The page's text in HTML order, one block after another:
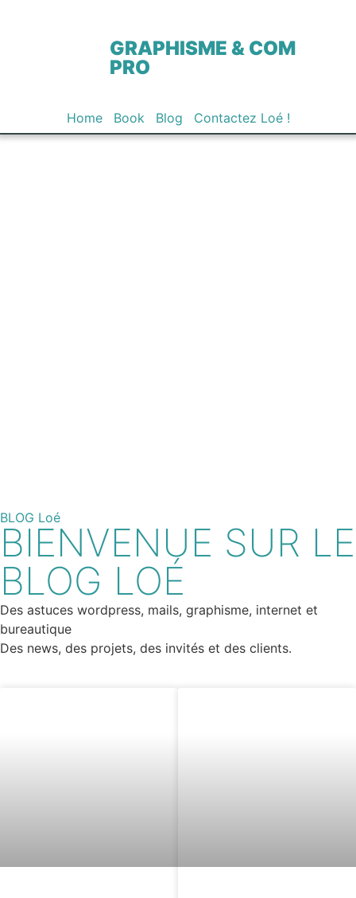
GRAPHISME & COM
PRO
Home Book Blog Contactez Loé !
BLOG Loé
BIENVENUE SUR LE
BLOG LOÉ
Des astuces wordpress, mails, graphisme, internet et
bureautique
Des news, des projets, des invités et des clients.